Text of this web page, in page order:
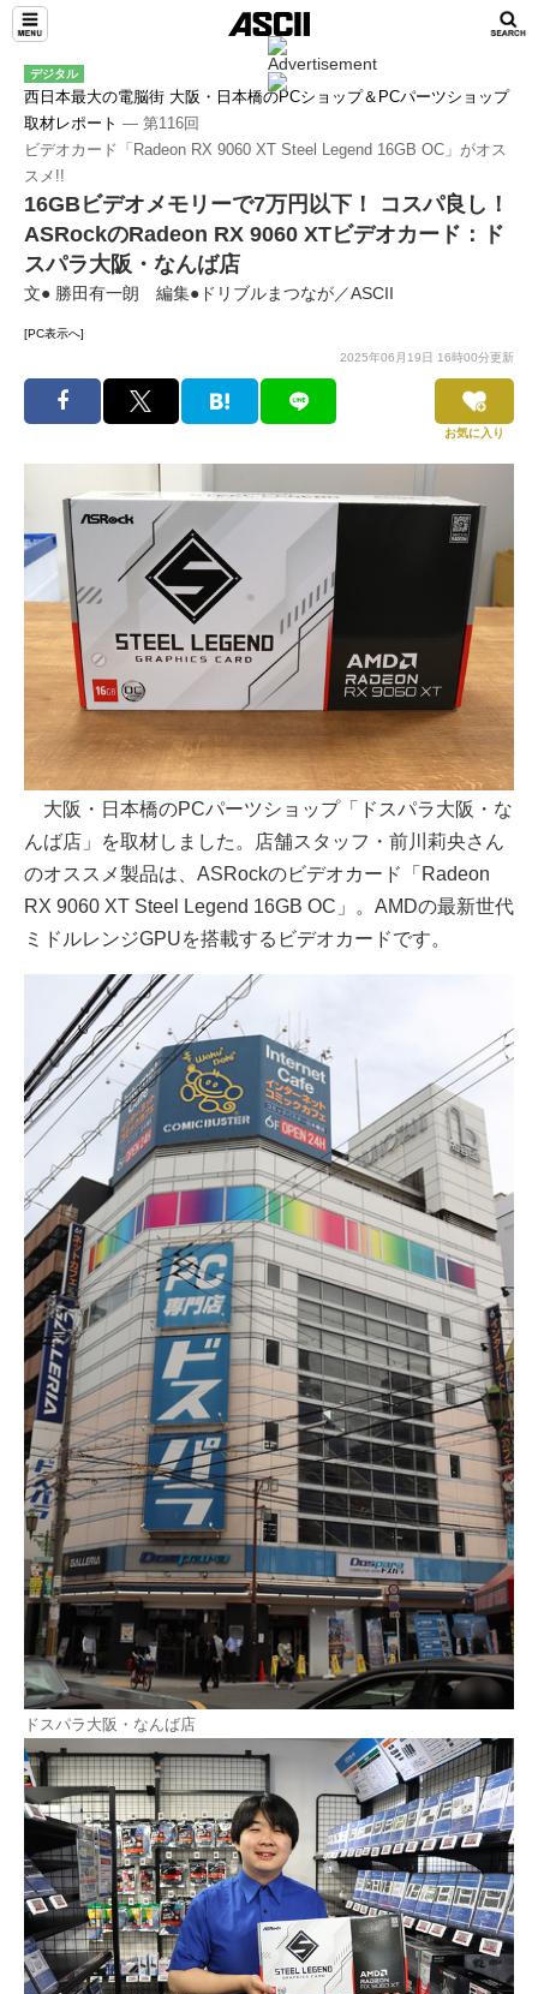
デジタル
西日本最大の電脳街 大阪・日本橋のPCショップ＆PCパーツショップ
取材レポート ― 第116回
ビデオカード「Radeon RX 9060 XT Steel Legend 16GB OC」がオス
スメ!!
16GBビデオメモリーで7万円以下！ コスパ良し！
ASRockのRadeon RX 9060 XTビデオカード：ド
スパラ大阪・なんば店
文● 勝田有一朗 編集●ドリブルまつなが／ASCII
[PC表示へ]
2025年06月19日 16時00分更新
お気に入り
大阪・日本橋のPCパーツショップ「ドスパラ大阪・な
んば店」を取材しました。店舗スタッフ・前川莉央さん
のオススメ製品は、ASRockのビデオカード「Radeon
RX 9060 XT Steel Legend 16GB OC」。AMDの最新世代
ミドルレンジGPUを搭載するビデオカードです。
ドスパラ大阪・なんば店